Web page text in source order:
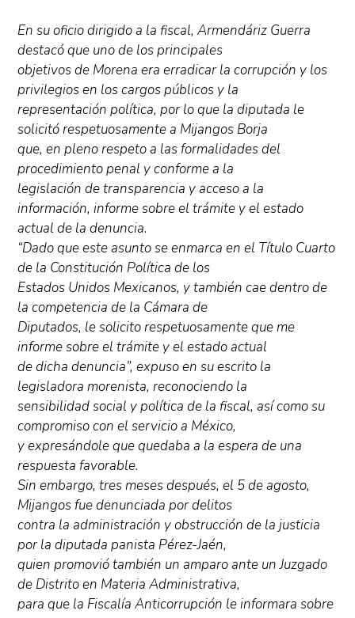
En su oficio dirigido a la fiscal, Armendáriz Guerra
destacó que uno de los principales
objetivos de Morena era erradicar la corrupción y los
privilegios en los cargos públicos y la
representación política, por lo que la diputada le
solicitó respetuosamente a Mijangos Borja
que, en pleno respeto a las formalidades del
procedimiento penal y conforme a la
legislación de transparencia y acceso a la
información, informe sobre el trámite y el estado
actual de la denuncia.
“Dado que este asunto se enmarca en el Título Cuarto
de la Constitución Política de los
Estados Unidos Mexicanos, y también cae dentro de
la competencia de la Cámara de
Diputados, le solicito respetuosamente que me
informe sobre el trámite y el estado actual
de dicha denuncia”, expuso en su escrito la
legisladora morenista, reconociendo la
sensibilidad social y política de la fiscal, así como su
compromiso con el servicio a México,
y expresándole que quedaba a la espera de una
respuesta favorable.
Sin embargo, tres meses después, el 5 de agosto,
Mijangos fue denunciada por delitos
contra la administración y obstrucción de la justicia
por la diputada panista Pérez-Jaén,
quien promovió también un amparo ante un Juzgado
de Distrito en Materia Administrativa,
para que la Fiscalía Anticorrupción le informara sobre